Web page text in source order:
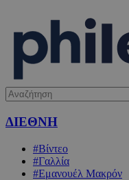
ΔΙΕΘΝΗ
#Βίντεο
#Γαλλία
#Εμανουέλ Μακρόν